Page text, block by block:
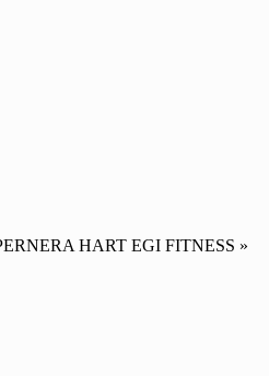
HART EGI FITNESS »